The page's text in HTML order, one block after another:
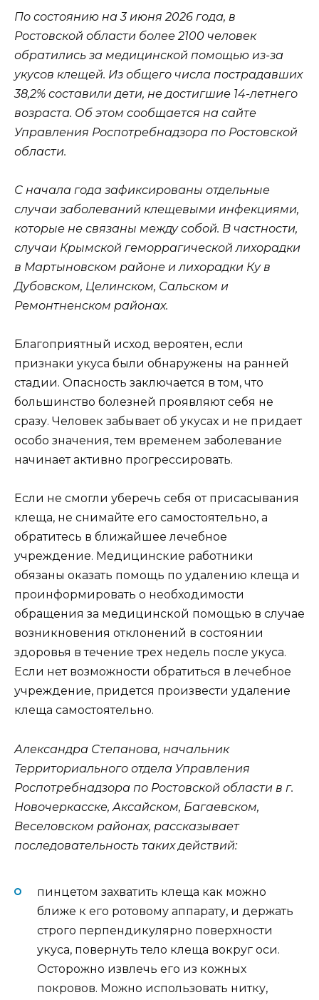
По состоянию на 3 июня 2026 года, в
Ростовской области более 2100 человек
обратились за медицинской помощью из-за
укусов клещей. Из общего числа пострадавших
38,2% составили дети, не достигшие 14-летнего
возраста. Об этом сообщается на сайте
Управления Роспотребнадзора по Ростовской
области.
С начала года зафиксированы отдельные
случаи заболеваний клещевыми инфекциями,
которые не связаны между собой. В частности,
случаи Крымской геморрагической лихорадки
в Мартыновском районе и лихорадки Ку в
Дубовском, Целинском, Сальском и
Ремонтненском районах.
Благоприятный исход вероятен, если
признаки укуса были обнаружены на ранней
стадии. Опасность заключается в том, что
большинство болезней проявляют себя не
сразу. Человек забывает об укусах и не придает
особо значения, тем временем заболевание
начинает активно прогрессировать.
Если не смогли уберечь себя от присасывания
клеща, не снимайте его самостоятельно, а
обратитесь в ближайшее лечебное
учреждение. Медицинские работники
обязаны оказать помощь по удалению клеща и
проинформировать о необходимости
обращения за медицинской помощью в случае
возникновения отклонений в состоянии
здоровья в течение трех недель после укуса.
Если нет возможности обратиться в лечебное
учреждение, придется произвести удаление
клеща самостоятельно.
Александра Степанова, начальник
Территориального отдела Управления
Роспотребнадзора по Ростовской области в г.
Новочеркасске, Аксайском, Багаевском,
Веселовском районах, рассказывает
последовательность таких действий:
пинцетом захватить клеща как можно
ближе к его ротовому аппарату, и держать
строго перпендикулярно поверхности
укуса, повернуть тело клеща вокруг оси.
Осторожно извлечь его из кожных
покровов. Можно использовать нитку,